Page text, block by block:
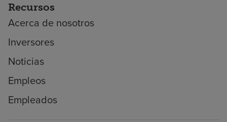
Recursos
Acerca de nosotros
Inversores
Noticias
Empleos
Empleados